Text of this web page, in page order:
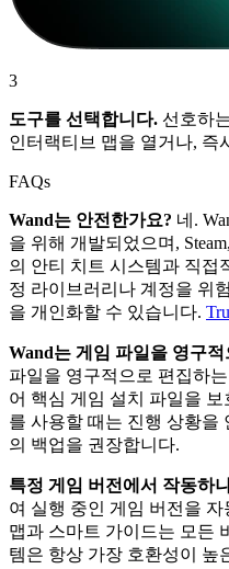
3
도구를 선택합니다. 선호하
인터랙티브 맵을 열거나, 즉
FAQs
Wand는 안전한가요? 네.
을 위해 개발되었으며,
의 안티 치트 시스템과 직접
정 라이브러리나 계정을 위
을 개인화할 수 있습니다.
Wand는 게임 파일을 영구
파일을 영구적으로 편집하
어 핵심 게임 설치 파일을
를 사용할 때는 진행 상황을
의 백업을 권장합니다.
특정 게임 버전에서 작동하
여 실행 중인 게임 버전을
맵과 스마트 가이드는 모든
템은 항상 가장 호환성이 높